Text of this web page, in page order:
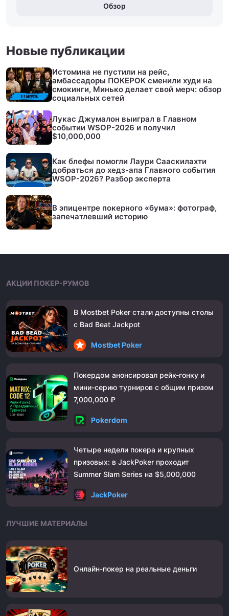
Обзор
Новые публикации
Истомина не пустили на рейс,
амбассадоры ПОКЕРОК сменили худи на
смокинги, Минько делает свой мерч: обзор
социальных сетей
Лукас Джумалон выиграл в Главном
событии WSOP-2026 и получил
$10,000,000
Как блефы помогли Лаури Сааскилахти
добраться до хедз-апа Главного события
WSOP-2026? Разбор эксперта
В эпицентре покерного «бума»: фотограф,
запечатлевший историю
АКЦИИ ПОКЕР-РУМОВ
В Mostbet Poker стали доступны столы
с Bad Beat Jackpot
Mostbet Poker
Покердом анонсировал рейк-гонку и
мини-серию турниров с общим призом
7,000,000 ₽
Pokerdom
Четыре недели покера и крупных
призовых: в JackPoker проходит
Summer Slam Series на $5,000,000
JackPoker
ЛУЧШИЕ МАТЕРИАЛЫ
Онлайн-покер на реальные деньги